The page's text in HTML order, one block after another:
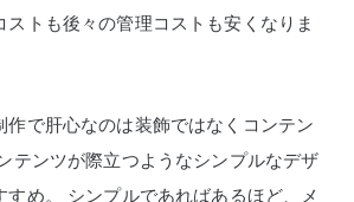
ストも後々の管理コストも安くなりま
作で肝心なのは装飾ではなくコンテン
テンツが際立つようなシンプルなデザ
め。
シンプルであればあるほど、メ